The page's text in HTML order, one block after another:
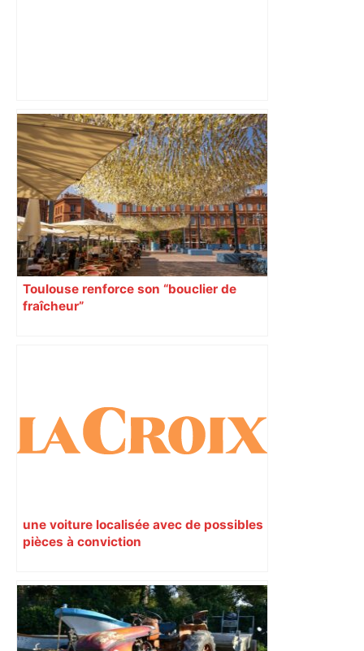
A680 Toulouse fermée dans les 2 sens
– Radio VINCI Autoroutes
Toulouse renforce son “bouclier de
fraîcheur”
une voiture localisée avec de possibles
pièces à conviction